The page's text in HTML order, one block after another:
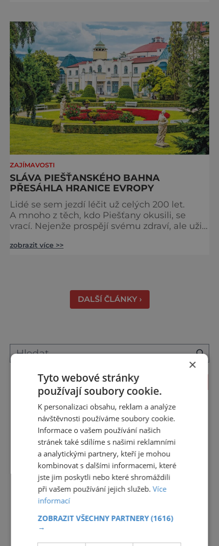
podobě. Města s neopakovatelnou
atmosférou Vydejte se s námi na prohlídku
měst, která patří k
ZAJÍMAVOSTI
SLÁVA PIEŠŤANSKÉHO BAHNA
PŘESÁHLA HRANICE EVROPY
Lidé se sem jezdí léčit už celých 200 let.
A mnoho z těch, kdo Piešťany okusili, se
vrací. Nejenže prospějí svému zdraví, ale užijí
řekne slovenské lázně, Piešťany bývají první
zobrazit více >>
DALŠÍ ČLÁNKY ›
KALENDÁŘ AKCÍ
Srpen 2026
28 29 30 31 1
4 5 6 7 8
11 12 13 14 15
18 19 20 21 22
25 26 27 28 29
×
Tyto webové stránky
používají soubory cookie.
K personalizaci obsahu, reklam a analýze
návštěvnosti používáme soubory cookie.
Informace o vašem používání našich
stránek také sdílíme s našimi reklamními
a analytickými partnery, kteří je mohou
kombinovat s dalšími informacemi, které
jste jim poskytli nebo které shromáždili
při vašem používání jejich služeb.Více
informací
ZOBRAZIT VŠECHNY PARTNERY(1616)
→